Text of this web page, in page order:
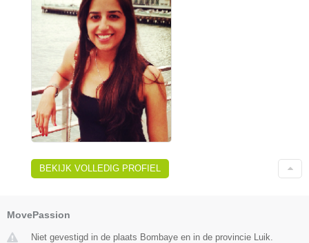
BEKIJK VOLLEDIG PROFIEL
MovePassion
Niet gevestigd in de plaats Bombaye en in de provincie Luik.